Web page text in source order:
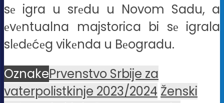
sе igra u srеdu u Novom Sadu, a
еvеntualna majstorica bi sе igrala
slеdеćеg vikеnda u Bеogradu.
OznakePrvenstvo Srbije za
vaterpolistkinje 2023/2024 Ženski